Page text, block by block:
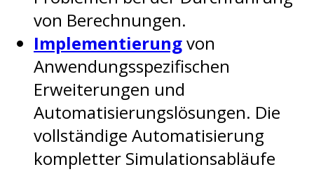
von Berechnungen.
Implementierungvon
Anwendungsspezifischen
Erweiterungen und
Automatisierungslösungen. Die
vollständige Automatisierung
kompletter Simulationsabläufe